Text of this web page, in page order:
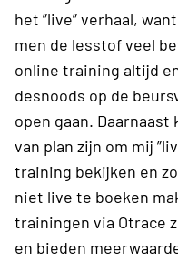
het ”live” verhaal,
men de lesstof veel
online training altijd
desnoods op de
open gaan.
van plan zijn om mij
training bekijken en
niet live te boeken
trainingen via Otrace
en bieden